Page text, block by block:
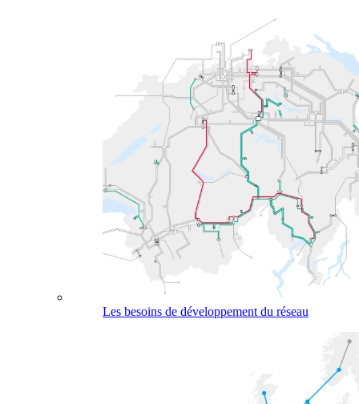
Les besoins de développement du réseau